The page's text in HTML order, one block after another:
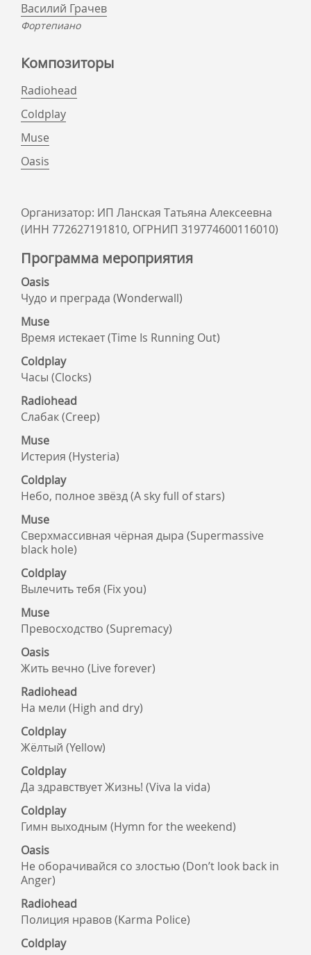
Василий Грачев
Фортепиано
Композиторы
Radiohead
Coldplay
Muse
Oasis
Организатор: ИП Ланская Татьяна Алексеевна
(ИНН 772627191810, ОГРНИП 319774600116010)
Программа мероприятия
Oasis
Чудо и преграда (Wonderwall)
Muse
Время истекает (Time Is Running Out)
Coldplay
Часы (Clocks)
Radiohead
Слабак (Creep)
Muse
Истерия (Hysteria)
Coldplay
Небо, полное звёзд (A sky full of stars)
Muse
Сверхмассивная чёрная дыра (Supermassive
black hole)
Coldplay
Вылечить тебя (Fix you)
Muse
Превосходство (Supremacy)
Oasis
Жить вечно (Live forever)
Radiohead
На мели (High and dry)
Coldplay
Жёлтый (Yellow)
Coldplay
Да здравствует Жизнь! (Viva la vida)
Coldplay
Гимн выходным (Hymn for the weekend)
Oasis
Не оборачивайся со злостью (Don’t look back in
Anger)
Radiohead
Полиция нравов (Karma Police)
Coldplay